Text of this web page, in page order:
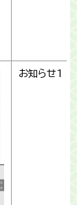
お知らせ1